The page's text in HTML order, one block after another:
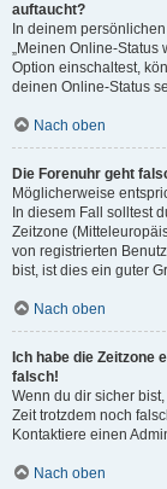
auftaucht?
In deinem
„Meinen Online-Status
Option einschaltest,
deinen Online-Status
Nach oben
Die Forenuhr geht
Möglicherweise
In diesem Fall solltest
Zeitzone
von registrierten
bist, ist dies ein guter
Nach oben
Ich habe die Zeitzone
falsch!
Wenn du dir sicher
Zeit trotzdem noch
Kontaktiere einen
Nach oben